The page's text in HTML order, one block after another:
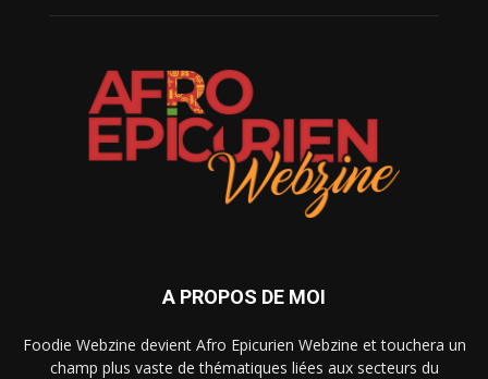
A PROPOS DE MOI
Foodie Webzine devient Afro Epicurien Webzine et touchera un
champ plus vaste de thématiques liées aux secteurs du